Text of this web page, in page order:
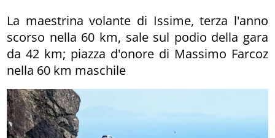
La maestrina volante di Issime, terza l'anno
scorso nella 60 km, sale sul podio della gara
da 42 km; piazza d'onore di Massimo Farcoz
nella 60 km maschile